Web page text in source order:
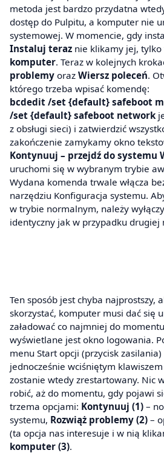
metoda jest bardzo przydatna
dostęp do Pulpitu, a komputer nie
systemowej. W momencie, gdy
Instaluj teraz nie klikamy jej,
komputer. Teraz w kolejnych
problemy oraz Wiersz poleceń.
którego trzeba wpisać komendę:
bcdedit /set {default} safeboot
/set {default} safeboot network
z obsługi sieci) i zatwierdzić
zakończenie zamykamy okno
Kontynuuj – przejdź do systemu
uruchomi się w wybranym trybie
Wydana komenda trwale włącza
narzędziu Konfiguracja systemu.
w trybie normalnym, należy
identyczny jak w przypadku drugiej
Ten sposób jest chyba najprostszy,
skorzystać, komputer musi dać się
załadować co najmniej do
wyświetlane jest okno logowania.
menu Start opcji (przycisk zasilania)
jednocześnie wciśniętym
zostanie wtedy zrestartowany. Nic
robić, aż do momentu, gdy pojawi
trzema opcjami: Kontynuuj (1) –
systemu, Rozwiąż problemy (2) –
(ta opcja nas interesuje i w nią
komputer (3).